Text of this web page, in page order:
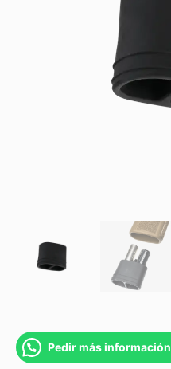
Pedir más información